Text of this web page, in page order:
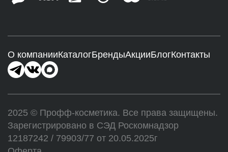
О компанииКаталогБрендыАкцииБлогКонтакты
2025 © Профф-косметика. Все права защищены.
Зарегистрировано в СЭД Роскомнадзор
12187242 / 79903/77 от 20.05.2025г